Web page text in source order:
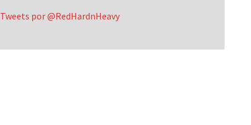
Tweets por @RedHardnHeavy